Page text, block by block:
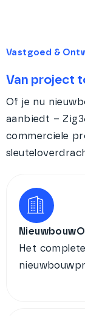
Vastgoed &
Van project
Of je nu
aanbiedt –
commerciele
Het